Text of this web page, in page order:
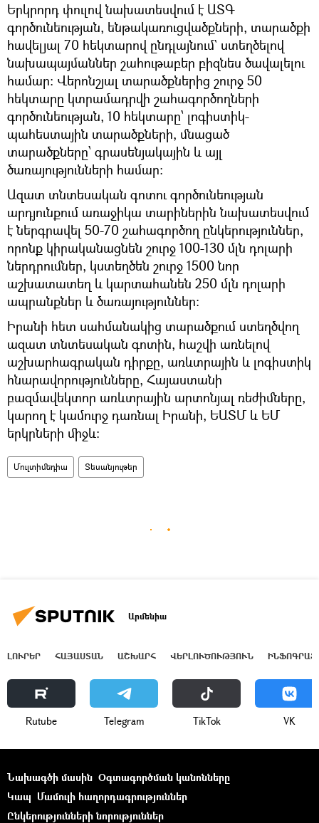
Երկրորդ փուլով նախատեսվում է ԱՏԳ
գործունեության, ենթակառուցվածքների, տարածքի
հավելյալ 70 հեկտարով ընդլայնում` ստեղծելով
նախապայմաններ շահութաբեր բիզնես ծավալելու
համար: Վերոնշյալ տարածքներից շուրջ 50
հեկտարը կտրամադրվի շահագործողների
գործունեության, 10 հեկտարը՝ լոգիստիկ-
պահեստային տարածքների, մնացած
տարածքները՝ գրասենյակային և այլ
ծառայությունների համար։
Ազատ տնտեսական գոտու գործունեության
արդյունքում առաջիկա տարիներին նախատեսվում
է ներգրավել 50-70 շահագործող ընկերություններ,
որոնք կիրականացնեն շուրջ 100-130 մլն դոլարի
ներդրումներ, կստեղծեն շուրջ 1500 նոր
աշխատատեղ և կարտահանեն 250 մլն դոլարի
ապրանքներ և ծառայություններ։
Իրանի հետ սահմանակից տարածքում ստեղծվող
ազատ տնտեսական գոտին, հաշվի առնելով
աշխարհագրական դիրքը, առևտրային և լոգիստիկ
հնարավորությունները, Հայաստանի
բազմավեկտոր առևտրային արտոնյալ ռեժիմները,
կարող է կամուրջ դառնալ Իրանի, ԵԱՏՄ և ԵՄ
երկրների միջև:
Մուլտիմեդիա Տեսանյութեր
Արմենիա
ԼՈՒՐԵՐ ՀԱՅԱՍՏԱՆ ԱՇԽԱՐՀ ՎԵՐԼՈՒԾՈՒԹՅՈՒՆ
Rutube Telegram ТikТоk VK
Նախագծի մասին Օգտագործման կանոնները
Կապ Մամուլի հաղորդագրություններ
Ընկերությունների նորություններ